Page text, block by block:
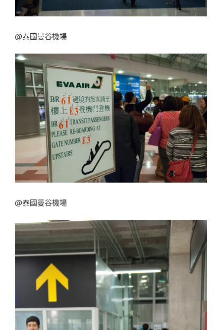
@泰國曼谷機場
@泰國曼谷機場